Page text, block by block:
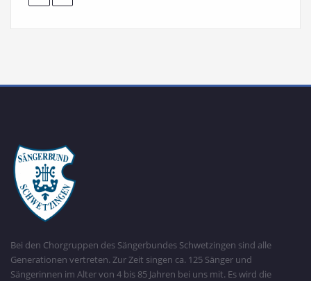
Bei den Chorgruppen des Sängerbundes Schwetzingen sind alle
Generationen vertreten. Zur Zeit singen ca. 125 Sänger und
Sängerinnen im Alter von 4 bis 85 Jahren bei uns mit. Es wird die